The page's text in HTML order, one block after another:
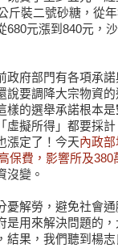
斤裝二號砂糖，從
680元漲到840元，
政府部門有各項承
說要調降大宗物資
樣的選舉承諾根本是
虛擬所得」都要採
漲定了！今天內政
保費，影響所及380
沒變。
憂解勞，避免社會
是用來解決問題的
結果，我們聽到楊